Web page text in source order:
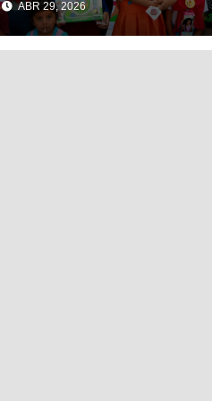
EL RAMAL DE
CIUDAD MUJERES
ABR 29, 2026